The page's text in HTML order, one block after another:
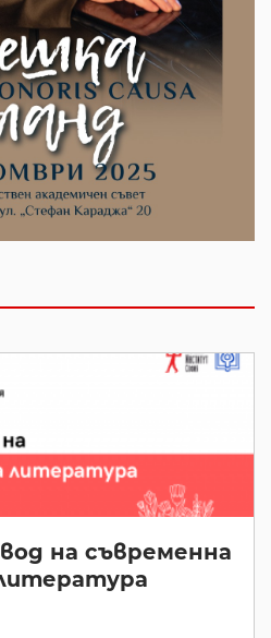
на съвременна